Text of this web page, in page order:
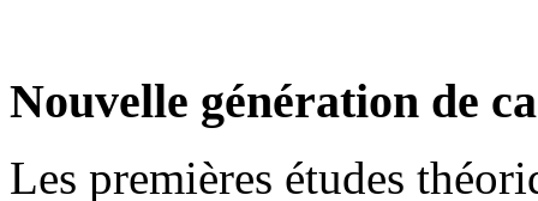
Nouvelle génération de
Les premières études